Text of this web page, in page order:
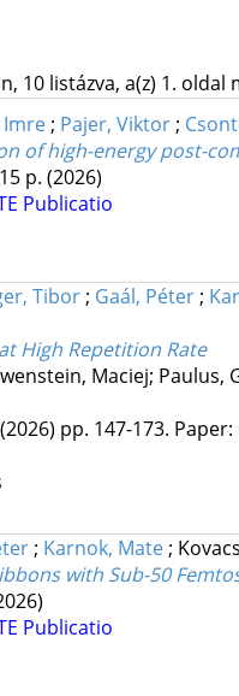
10 listázva, a(z) 1. oldal
Imre; Pajer, Viktor;
of high-energy post-
p. (2026)
Publicatio
Tibor; Gaál, Péter;
High Repetition Rate
Maciej;
(2026) pp. 147-173.
; Karnok, Mate;
with Sub-50
Publicatio